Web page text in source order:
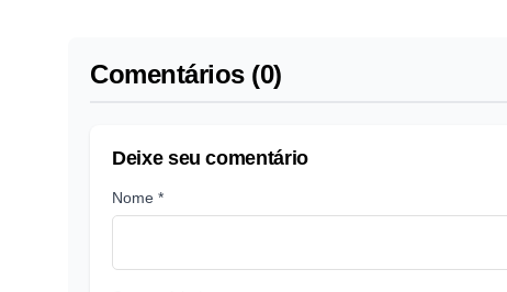
Comentários (0)
Deixe seu comentário
Nome *